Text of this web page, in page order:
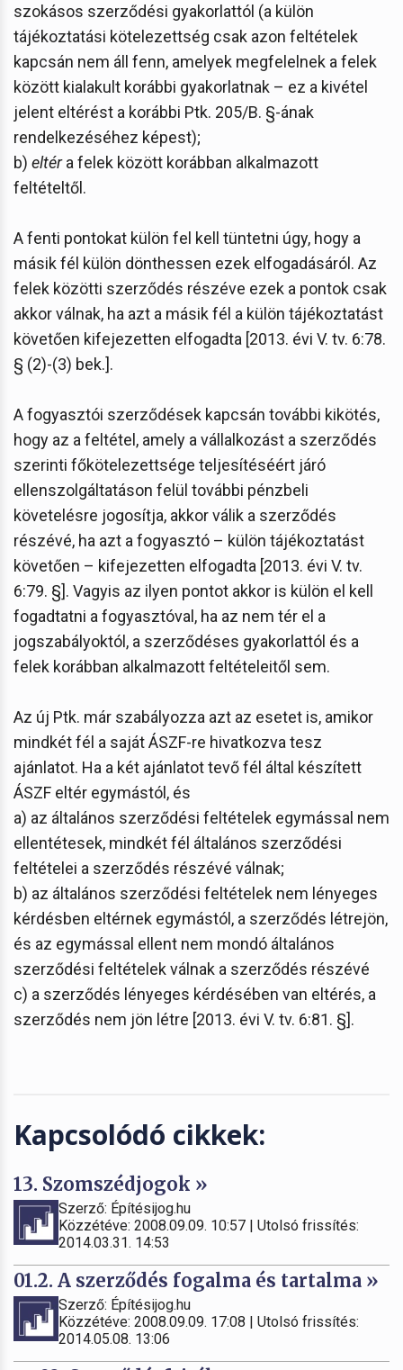
szokásos szerződési gyakorlattól (a külön
tájékoztatási kötelezettség csak azon feltételek
kapcsán nem áll fenn, amelyek megfelelnek a felek
között kialakult korábbi gyakorlatnak – ez a kivétel
jelent eltérést a korábbi Ptk. 205/B. §-ának
rendelkezéséhez képest);
b) eltéra felek között korábban alkalmazott
feltételtől.
A fenti pontokat külön fel kell tüntetni úgy, hogy a
másik fél külön dönthessen ezek elfogadásáról. Az
felek közötti szerződés részéve ezek a pontok csak
akkor válnak, ha azt a másik fél a külön tájékoztatást
követően kifejezetten elfogadta [2013. évi V. tv. 6:78.
§ (2)-(3) bek.].
A fogyasztói szerződések kapcsán további kikötés,
hogy az a feltétel, amely a vállalkozást a szerződés
szerinti főkötelezettsége teljesítéséért járó
ellenszolgáltatáson felül további pénzbeli
követelésre jogosítja, akkor válik a szerződés
részévé, ha azt a fogyasztó – külön tájékoztatást
követően – kifejezetten elfogadta [2013. évi V. tv.
6:79. §]. Vagyis az ilyen pontot akkor is külön el kell
fogadtatni a fogyasztóval, ha az nem tér el a
jogszabályoktól, a szerződéses gyakorlattól és a
felek korábban alkalmazott feltételeitől sem.
Az új Ptk. már szabályozza azt az esetet is, amikor
mindkét fél a saját ÁSZF-re hivatkozva tesz
ajánlatot. Ha a két ajánlatot tevő fél által készített
ÁSZF eltér egymástól, és
a) az általános szerződési feltételek egymással nem
ellentétesek, mindkét fél általános szerződési
feltételei a szerződés részévé válnak;
b) az általános szerződési feltételek nem lényeges
kérdésben eltérnek egymástól, a szerződés létrejön,
és az egymással ellent nem mondó általános
szerződési feltételek válnak a szerződés részévé
c) a szerződés lényeges kérdésében van eltérés, a
szerződés nem jön létre [2013. évi V. tv. 6:81. §].
Kapcsolódó cikkek:
13. Szomszédjogok »
Szerző: Építésijog.hu
Közzétéve: 2008.09.09. 10:57 | Utolsó frissítés:
2014.03.31. 14:53
01.2. A szerződés fogalma és tartalma »
Szerző: Építésijog.hu
Közzétéve: 2008.09.09. 17:08 | Utolsó frissítés:
2014.05.08. 13:06